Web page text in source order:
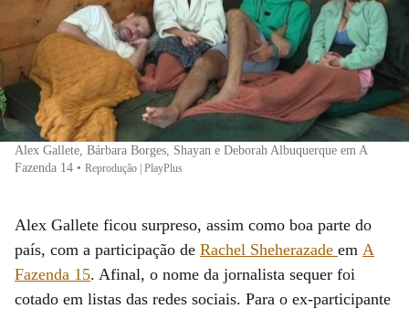
Alex Gallete, Bárbara Borges, Shayan e Deborah Albuquerque em A
Fazenda 14 • Reprodução | PlayPlus
Alex Gallete ficou surpreso, assim como boa parte do
país, com a participação de Rachel Sheherazade em A
Fazenda 15. Afinal, o nome da jornalista sequer foi
cotado em listas das redes sociais. Para o ex-participante